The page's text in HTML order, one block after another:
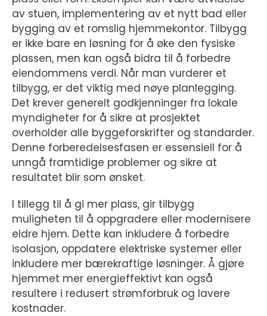
av stuen, implementering av et nytt bad eller
bygging av et romslig hjemmekontor. Tilbygg
er ikke bare en løsning for å øke den fysiske
plassen, men kan også bidra til å forbedre
eiendommens verdi. Når man vurderer et
tilbygg, er det viktig med nøye planlegging.
Det krever generelt godkjenninger fra lokale
myndigheter for å sikre at prosjektet
overholder alle byggeforskrifter og standarder.
Denne forberedelsesfasen er essensiell for å
unngå framtidige problemer og sikre at
resultatet blir som ønsket.
I tillegg til å gi mer plass, gir tilbygg
muligheten til å oppgradere eller modernisere
eldre hjem. Dette kan inkludere å forbedre
isolasjon, oppdatere elektriske systemer eller
inkludere mer bærekraftige løsninger. Å gjøre
hjemmet mer energieffektivt kan også
resultere i redusert strømforbruk og lavere
kostnader.